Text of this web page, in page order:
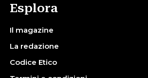
Esplora
Il magazine
La redazione
Codice Etico